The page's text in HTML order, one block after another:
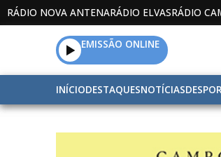
RÁDIO NOVA ANTENARÁDIO ELVASRÁDIO
EMISSÃO ONLINE
INÍCIODESTAQUESNOTÍCIAS